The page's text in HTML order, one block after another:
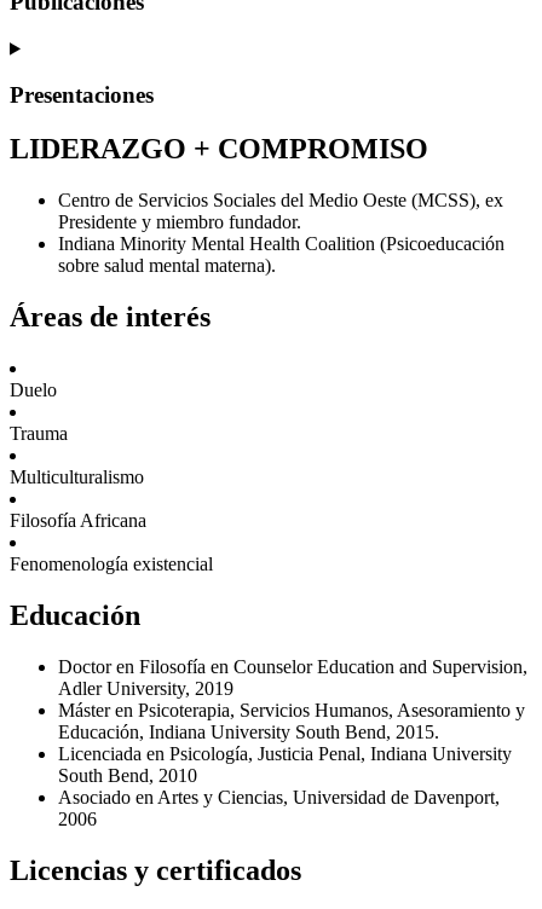
Presentaciones
LIDERAZGO + COMPROMISO
Centro de Servicios Sociales del Medio Oeste (MCSS), ex
Presidente y miembro fundador.
Indiana Minority Mental Health Coalition (Psicoeducación
sobre salud mental materna).
Áreas de interés
Duelo
Trauma
Multiculturalismo
Filosofía Africana
Fenomenología existencial
Educación
Doctor en Filosofía en Counselor Education and Supervision,
Adler University, 2019
Máster en Psicoterapia, Servicios Humanos, Asesoramiento y
Educación, Indiana University South Bend, 2015.
Licenciada en Psicología, Justicia Penal, Indiana University
South Bend, 2010
Asociado en Artes y Ciencias, Universidad de Davenport,
2006
Licencias y certificados